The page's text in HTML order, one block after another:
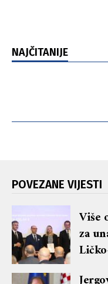
NAJČITANIJE
POVEZANE VIJESTI
Više
za